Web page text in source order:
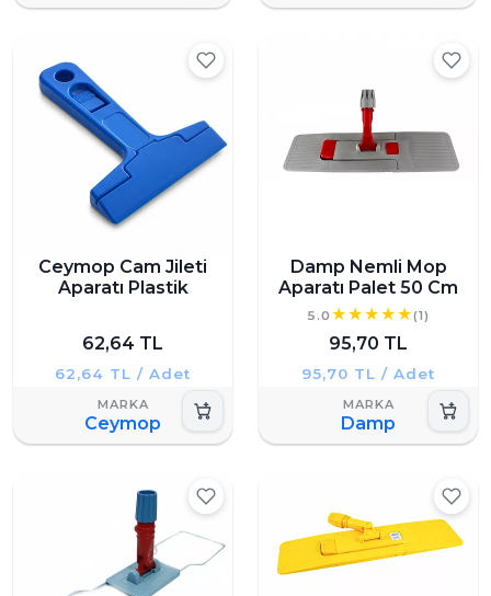
Ceymop Cam Jileti
Aparatı Plastik
62,64 TL
62,64 TL / Adet
Ceymop
Damp Nemli Mop
Aparatı Palet 50 Cm
5.0 (1)
95,70 TL
95,70 TL / Adet
Damp